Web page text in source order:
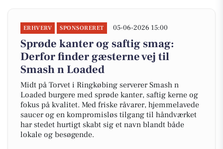
ERHVERV SPONSORERET 05-06-2026 15:00
Sprøde kanter og saftig smag:
Derfor finder gæsterne vej til
Smash n Loaded
Midt på Torvet i Ringkøbing serverer Smash n
Loaded burgere med sprøde kanter, saftig kerne og
fokus på kvalitet. Med friske råvarer, hjemmelavede
saucer og en kompromisløs tilgang til håndværket
har stedet hurtigt skabt sig et navn blandt både
lokale og besøgende.